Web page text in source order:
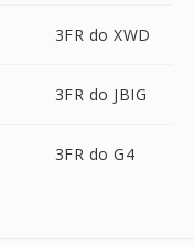
3FR do XWD
3FR do JBIG
3FR do G4